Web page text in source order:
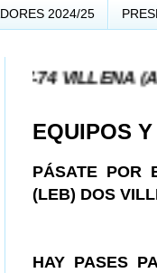
2024/25
EQUIPOS
PÁSATE POR
(LEB) DOS
HAY PASES